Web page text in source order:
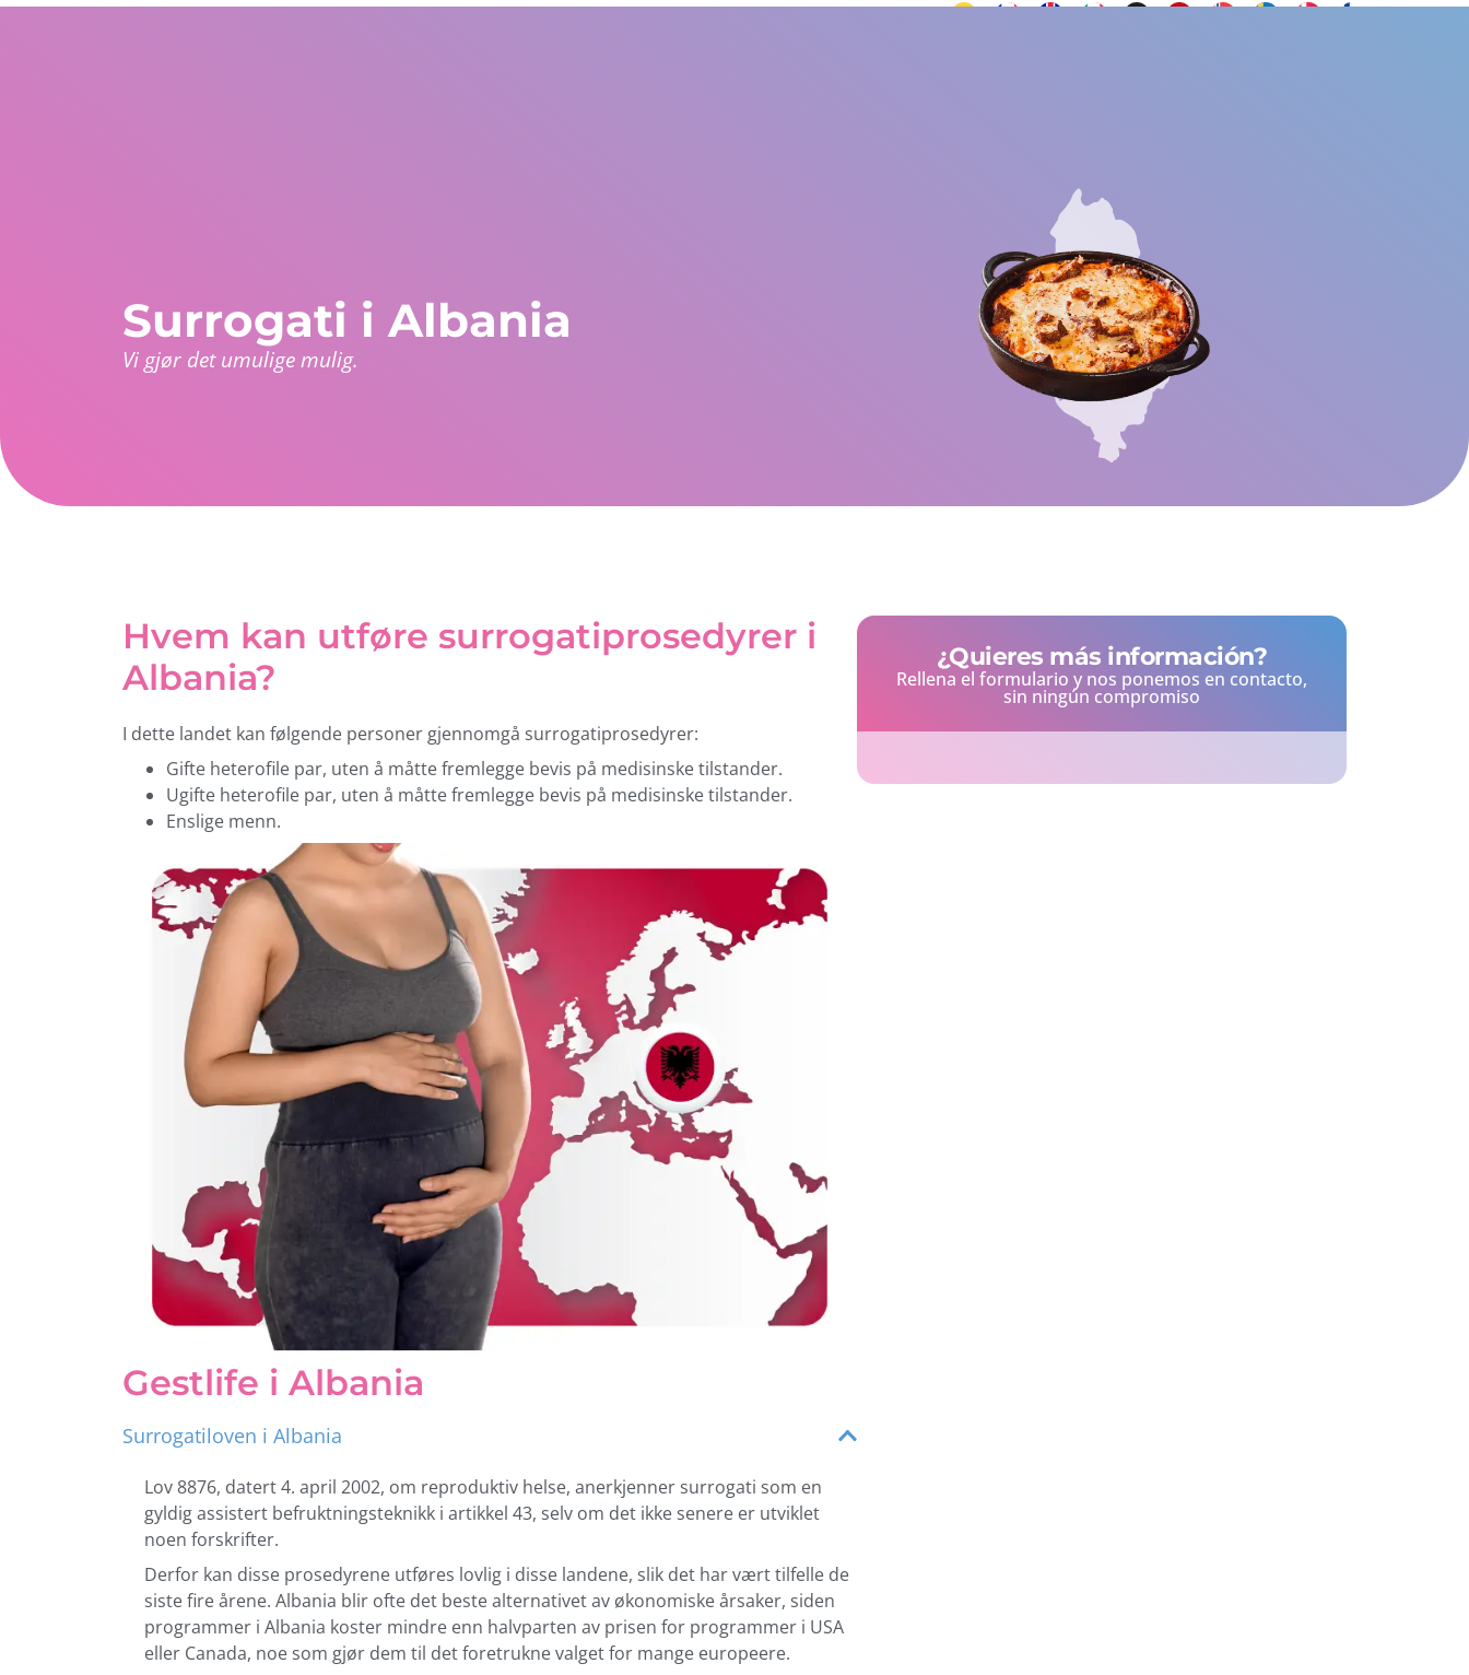
Surrogati i Albania
Vi gjør det umulige mulig.
Hvem kan utføre surrogatiprosedyrer i
Albania?
I dette landet kan følgende personer gjennomgå surrogatiprosedyrer:
Gifte heterofile par, uten å måtte fremlegge bevis på medisinske tilstander.
Ugifte heterofile par, uten å måtte fremlegge bevis på medisinske tilstander.
Enslige menn.
Gestlife i Albania
Surrogatiloven i Albania
Lov 8876, datert 4. april 2002, om reproduktiv helse, anerkjenner surrogati som en
gyldig assistert befruktningsteknikk i artikkel 43, selv om det ikke senere er utviklet
noen forskrifter.
Derfor kan disse prosedyrene utføres lovlig i disse landene, slik det har vært tilfelle de
siste fire årene. Albania blir ofte det beste alternativet av økonomiske årsaker, siden
programmer i Albania koster mindre enn halvparten av prisen for programmer i USA
eller Canada, noe som gjør dem til det foretrukne valget for mange europeere.
¿Quieres más información?
Rellena el formulario y nos ponemos en contacto,
sin ningún compromiso